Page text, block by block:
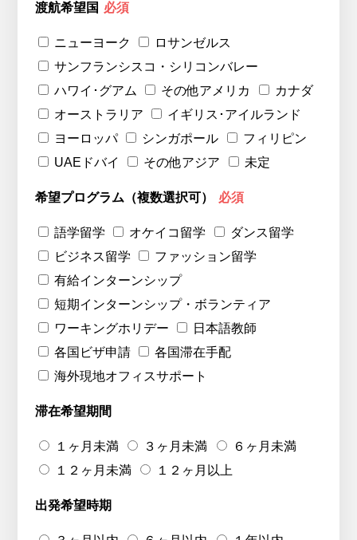
渡航希望国 必須
ニューヨーク
ロサンゼルス
サンフランシスコ・シリコンバレー
ハワイ･グアム
その他アメリカ
カナダ
オーストラリア
イギリス･アイルランド
ヨーロッパ
シンガポール
フィリピン
UAEドバイ
その他アジア 未定
希望プログラム（複数選択可） 必須
語学留学 オケイコ留学
ダンス留学
ビジネス留学
ファッション留学
有給インターンシップ
短期インターンシップ・ボランティア
ワーキングホリデー
日本語教師
各国ビザ申請
各国滞在手配
海外現地オフィスサポート
滞在希望期間
１ヶ月未満 ３ヶ月未満
６ヶ月未満
１２ヶ月未満
１２ヶ月以上
出発希望時期